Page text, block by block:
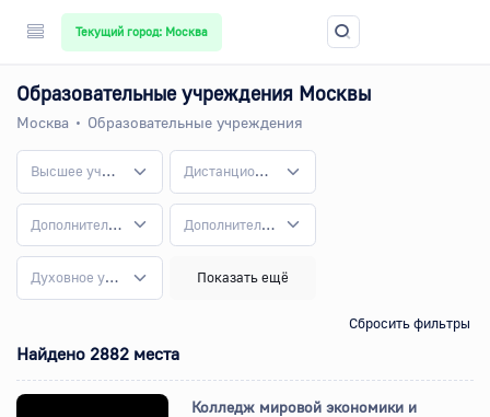
Текущий город: Москва
Образовательные учреждения Москвы
Москва Образовательные учреждения
Высшее учебное заведение Дистанционное обучение
Дополнительно Дополнительное образование
Духовное учебное заведение Показать ещё
Сбросить фильтры
Найдено 2882 места
Колледж мировой экономики и